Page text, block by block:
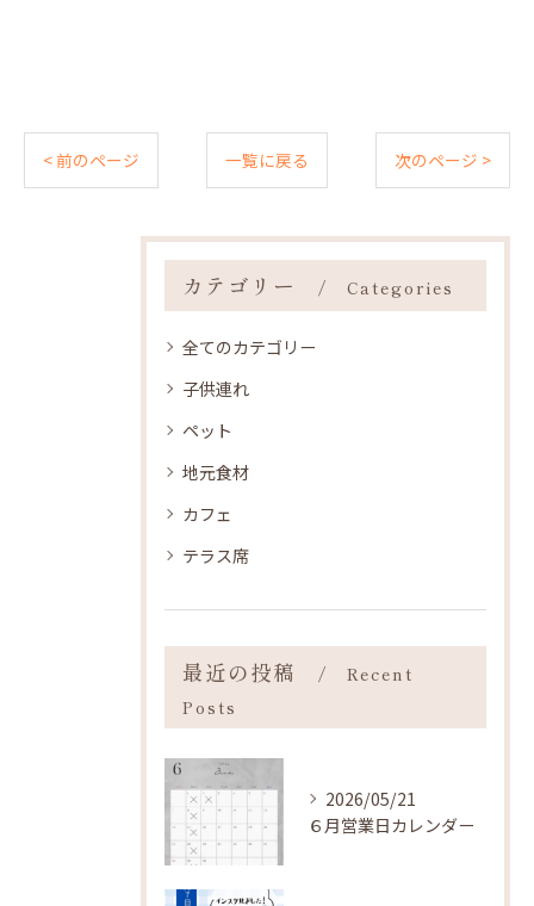
< 前のページ 一覧に戻る 次のページ >
カテゴリー Categories
全てのカテゴリー
子供連れ
ペット
地元食材
カフェ
テラス席
最近の投稿
Recent
Posts
2026/05/21
６月営業日カレンダー